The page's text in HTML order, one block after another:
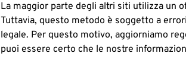
La maggior parte degli altri siti utilizza un
Tuttavia, questo metodo è soggetto a
legale. Per questo motivo, aggiorniamo
puoi essere certo che le nostre